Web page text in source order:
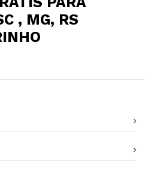
, MG, RS